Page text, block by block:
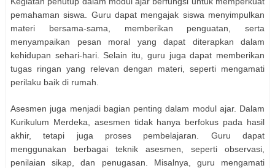
pemahaman siswa. Guru dapat mengajak siswa menyimpulkan
materi bersama-sama, memberikan penguatan, serta
menyampaikan pesan moral yang dapat diterapkan dalam
kehidupan sehari-hari. Selain itu, guru juga dapat memberikan
tugas ringan yang relevan dengan materi, seperti mengamati
perilaku baik di rumah.
Asesmen juga menjadi bagian penting dalam modul ajar. Dalam
Kurikulum Merdeka, asesmen tidak hanya berfokus pada hasil
akhir, tetapi juga proses pembelajaran. Guru dapat
menggunakan berbagai teknik asesmen, seperti observasi,
penilaian sikap, dan penugasan. Misalnya, guru mengamati